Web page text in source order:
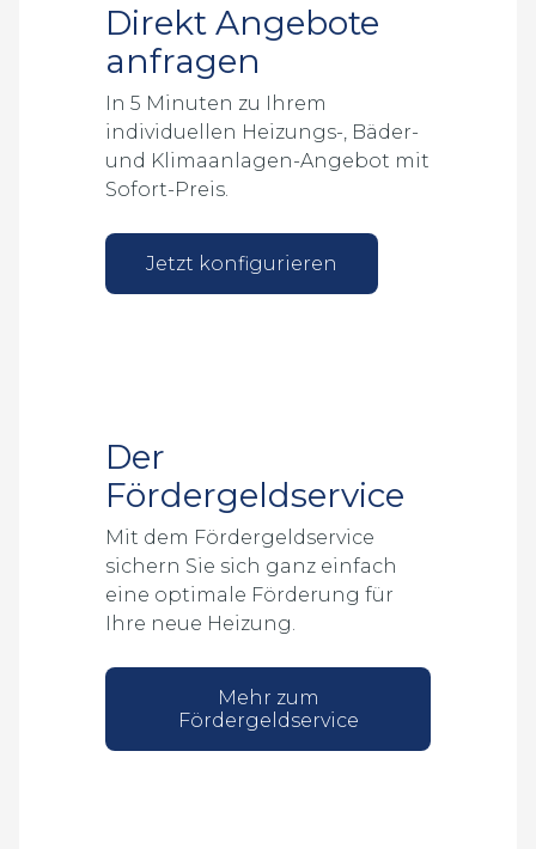
Direkt Angebote
anfragen
In 5 Minuten zu Ihrem
individuellen Heizungs-, Bäder-
und Klimaanlagen-Angebot mit
Sofort-Preis.
Jetzt konfigurieren
Der
Fördergeldservice
Mit dem Fördergeldservice
sichern Sie sich ganz einfach
eine optimale Förderung für
Ihre neue Heizung.
Mehr zum
Fördergeldservice